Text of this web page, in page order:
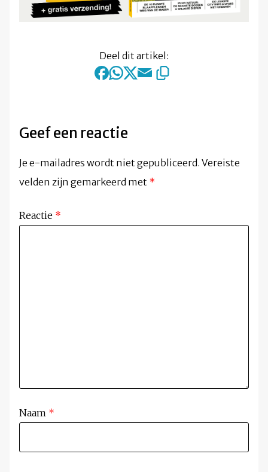
Deel dit artikel:
Geef een reactie
Je e-mailadres wordt niet gepubliceerd. Vereiste
velden zijn gemarkeerd met *
Reactie *
Naam *